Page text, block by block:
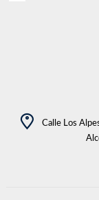
Calle Los